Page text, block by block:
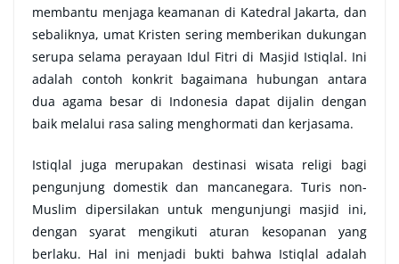
membantu menjaga keamanan di Katedral Jakarta, dan
sebaliknya, umat Kristen sering memberikan dukungan
serupa selama perayaan Idul Fitri di Masjid Istiqlal. Ini
adalah contoh konkrit bagaimana hubungan antara
dua agama besar di Indonesia dapat dijalin dengan
baik melalui rasa saling menghormati dan kerjasama.
Istiqlal juga merupakan destinasi wisata religi bagi
pengunjung domestik dan mancanegara. Turis non-
Muslim dipersilakan untuk mengunjungi masjid ini,
dengan syarat mengikuti aturan kesopanan yang
berlaku. Hal ini menjadi bukti bahwa Istiqlal adalah